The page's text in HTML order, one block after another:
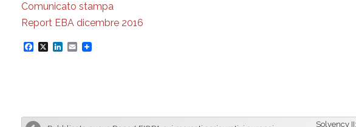
Comunicato stampa
Report EBA dicembre 2016
F
b
X
L
e
E
l
Solvency